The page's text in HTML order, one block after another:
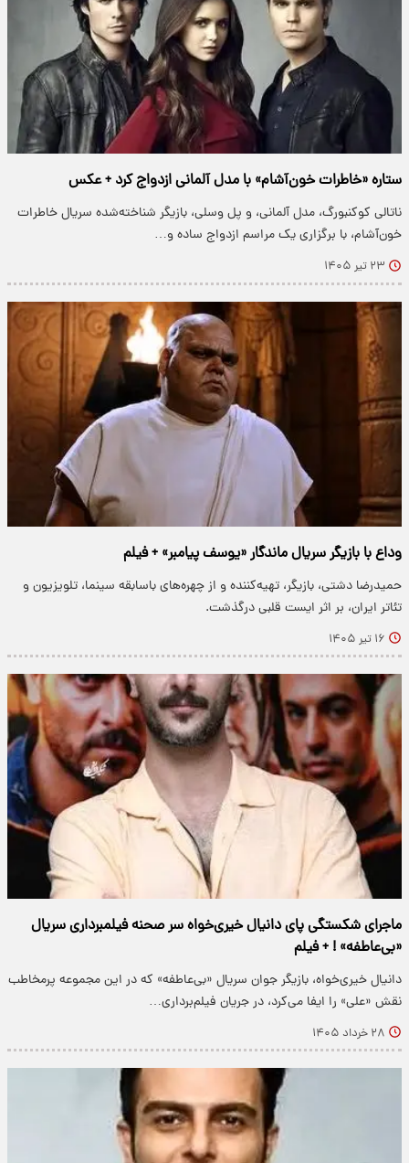
ستاره «خاطرات خون‌آشام» با مدل آلمانی ازدواج کرد + عکس
ناتالی کوکنبورگ، مدل آلمانی، و پل وسلی، بازیگر شناخته‌شده سریال خاطرات
خون‌آشام، با برگزاری یک مراسم ازدواج ساده و…
۲۳ تیر ۱۴۰۵
وداع با بازیگر سریال ماندگار «یوسف پیامبر» + فیلم
حمیدرضا دشتی، بازیگر، تهیه‌کننده و از چهره‌های باسابقه سینما، تلویزیون و
تئاتر ایران، بر اثر ایست قلبی درگذشت.
۱۶ تیر ۱۴۰۵
ماجرای شکستگی پای دانیال خیری‌خواه سر صحنه فیلمبرداری سریال
«بی‌عاطفه» ! + فیلم
دانیال خیری‌خواه، بازیگر جوان سریال «بی‌عاطفه» که در این مجموعه پرمخاطب
نقش «علی» را ایفا می‌کرد، در جریان فیلم‌برداری…
۲۸ خرداد ۱۴۰۵